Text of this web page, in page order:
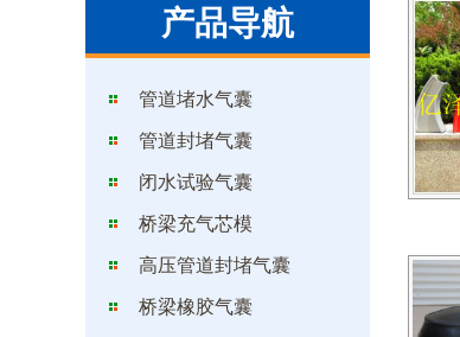
产品导航
管道堵水气囊
管道封堵气囊
闭水试验气囊
桥梁充气芯模
高压管道封堵气囊
桥梁橡胶气囊